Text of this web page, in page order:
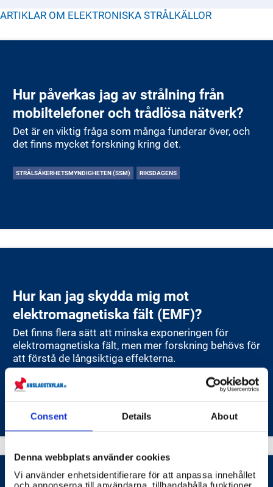
Consent Details About
Denna webbplats använder cookies
Vi använder enhetsidentifierare för att anpassa innehållet
och annonserna till användarna, tillhandahålla funktioner
ARTIKLAR OM ELEKTRONISKA STRÅLKÄLLOR
Hur påverkas jag av strålning från
mobiltelefoner och trådlösa nätverk?
Det är en viktig fråga som många funderar över, och
det finns mycket forskning kring det.
STRÅLSÄKERHETSMYNDIGHETEN (SSM) RIKSDAGENS
Hur kan jag skydda mig mot
elektromagnetiska fält (EMF)?
Det finns flera sätt att minska exponeringen för
elektromagnetiska fält, men mer forskning behövs för
att förstå de långsiktiga effekterna.
STRÅLSÄKERHETSMYNDIGHETEN (SSM)